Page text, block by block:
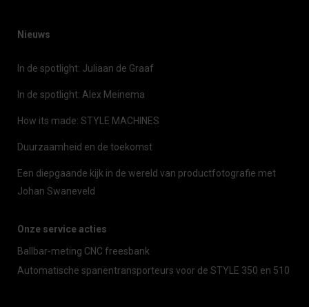
Nieuws
In de spotlight: Juliaan de Graaf
In de spotlight: Alex Meinema
How its made: STYLE MACHINES
Duurzaamheid en de toekomst
Een diepgaande kijk in de wereld van productfotografie met
Johan Swaneveld
Onze service acties
Ballbar-meting CNC freesbank
Automatische spanentransporteurs voor de STYLE 350 en 510